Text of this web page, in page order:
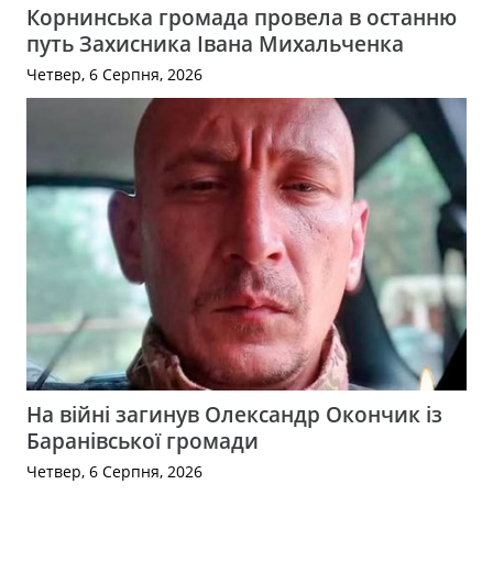
Корнинська громада провела в останню
путь Захисника Івана Михальченка
Четвер, 6 Серпня, 2026
На війні загинув Олександр Окончик із
Баранівської громади
Четвер, 6 Серпня, 2026